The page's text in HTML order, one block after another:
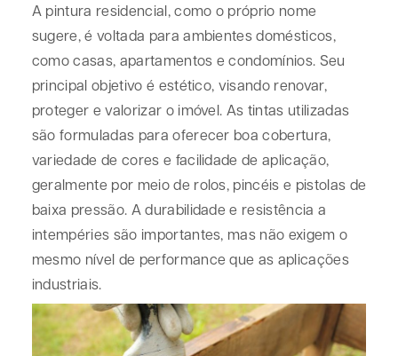
A pintura residencial, como o próprio nome
sugere, é voltada para ambientes domésticos,
como casas, apartamentos e condomínios. Seu
principal objetivo é estético, visando renovar,
proteger e valorizar o imóvel. As tintas utilizadas
são formuladas para oferecer boa cobertura,
variedade de cores e facilidade de aplicação,
geralmente por meio de rolos, pincéis e pistolas de
baixa pressão. A durabilidade e resistência a
intempéries são importantes, mas não exigem o
mesmo nível de performance que as aplicações
industriais.